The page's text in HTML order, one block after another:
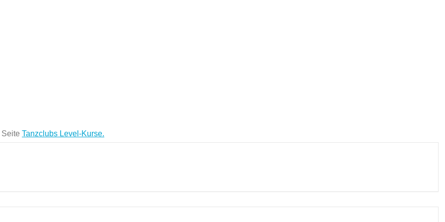
Tanzclubs Level-Kurse.